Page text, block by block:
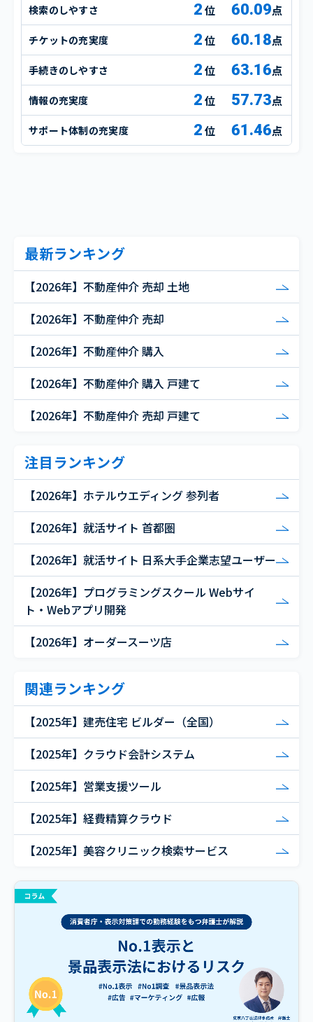
検索のしやすさ 2 60.09点
チケットの充実度 2 60.18点
手続きのしやすさ 2 63.16点
情報の充実度 2 57.73点
サポート体制の充実度 2 61.46点
最新ランキング
【2026年】不動産仲介 売却 土地
【2026年】不動産仲介 売却
【2026年】不動産仲介 購入
【2026年】不動産仲介 購入 戸建て
【2026年】不動産仲介 売却 戸建て
注目ランキング
【2026年】ホテルウエディング 参列者
【2026年】就活サイト 首都圏
【2026年】就活サイト 日系大手企業志望ユーザー
【2026年】プログラミングスクール Webサイ
ト・Webアプリ開発
【2026年】オーダースーツ店
関連ランキング
【2025年】建売住宅 ビルダー（全国）
【2025年】クラウド会計システム
【2025年】営業支援ツール
【2025年】経費精算クラウド
【2025年】美容クリニック検索サービス